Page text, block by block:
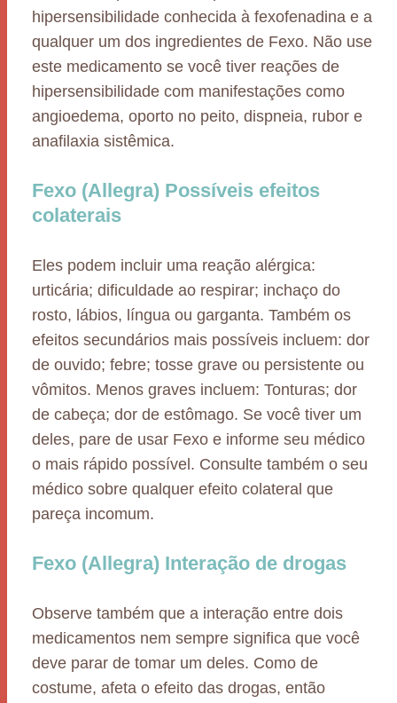
hipersensibilidade conhecida à fexofenadina e a
qualquer um dos ingredientes de Fexo. Não use
este medicamento se você tiver reações de
hipersensibilidade com manifestações como
angioedema, oporto no peito, dispneia, rubor e
anafilaxia sistêmica.
Fexo (Allegra) Possíveis efeitos
colaterais
Eles podem incluir uma reação alérgica:
urticária; dificuldade ao respirar; inchaço do
rosto, lábios, língua ou garganta. Também os
efeitos secundários mais possíveis incluem: dor
de ouvido; febre; tosse grave ou persistente ou
vômitos. Menos graves incluem: Tonturas; dor
de cabeça; dor de estômago. Se você tiver um
deles, pare de usar Fexo e informe seu médico
o mais rápido possível. Consulte também o seu
médico sobre qualquer efeito colateral que
pareça incomum.
Fexo (Allegra) Interação de drogas
Observe também que a interação entre dois
medicamentos nem sempre significa que você
deve parar de tomar um deles. Como de
costume, afeta o efeito das drogas, então